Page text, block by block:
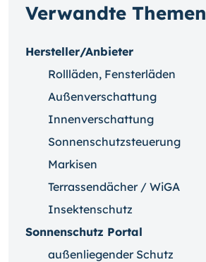
Verwandte Themen
Hersteller/Anbieter
Rollläden, Fensterläden
Außenverschattung
Innenverschattung
Sonnenschutzsteuerung
Markisen
Terrassendächer / WiGA
Insektenschutz
Sonnenschutz Portal
außenliegender Schutz